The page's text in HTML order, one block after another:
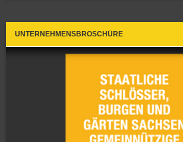
UNTERNEHMENSBROSCHÜRE